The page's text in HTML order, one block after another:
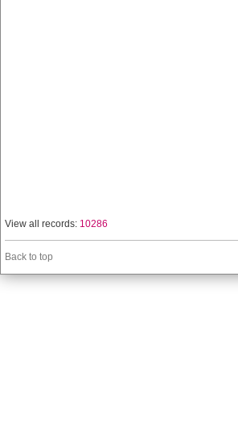
View all records: 10286
Back to top